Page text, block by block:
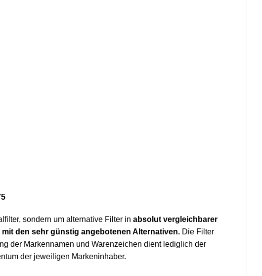
sondern um alternative Filter in absolut vergleichbarer
den sehr günstig angebotenen Alternativen. Die Filter
der Markennamen und Warenzeichen dient lediglich der
der jeweiligen Markeninhaber.